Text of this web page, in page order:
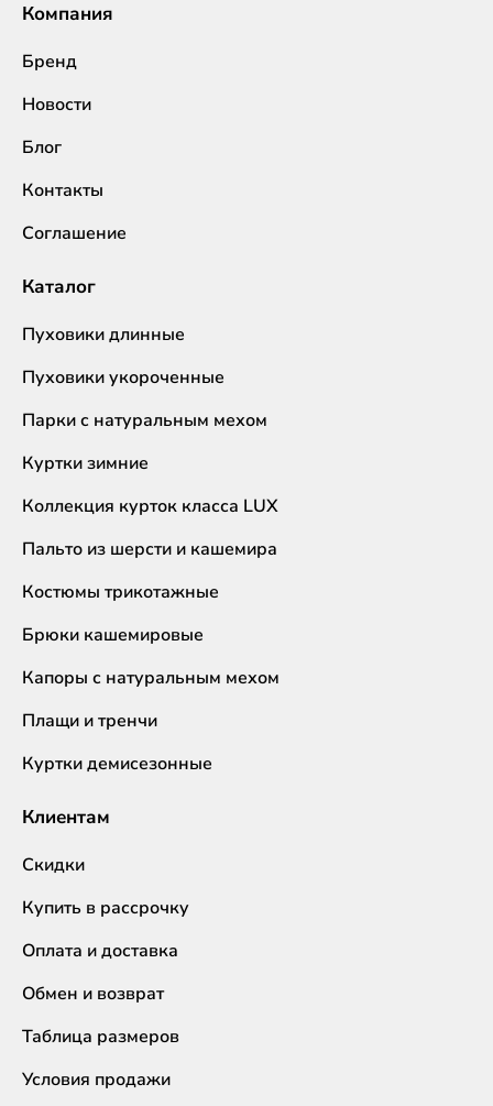
Компания
Бренд
Новости
Блог
Контакты
Соглашение
Каталог
Пуховики длинные
Пуховики укороченные
Парки с натуральным мехом
Куртки зимние
Коллекция курток класса LUX
Пальто из шерсти и кашемира
Костюмы трикотажные
Брюки кашемировые
Капоры с натуральным мехом
Плащи и тренчи
Куртки демисезонные
Клиентам
Скидки
Купить в рассрочку
Оплата и доставка
Обмен и возврат
Таблица размеров
Условия продажи